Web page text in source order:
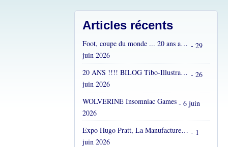
Articles récents
Foot, coupe du monde ... 20 ans après... - 29
juin 2026
20 ANS !!!! BILOG Tibo-Illustrations !! C'est fou ! - 26
juin 2026
WOLVERINE Insomniac Games - 6 juin
2026
Expo Hugo Pratt, La Manufacture, Aix en Provence, Mai 2026 - 1
juin 2026